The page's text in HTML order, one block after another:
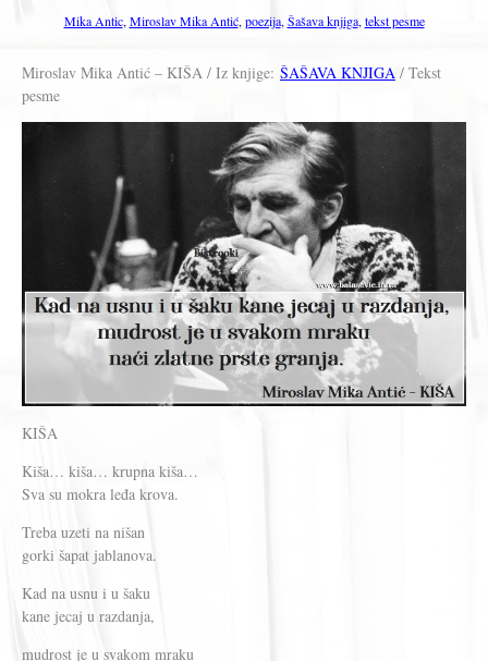
Mika Antic, Miroslav Mika Antić, poezija, Šašava knjiga, tekst pesme
Miroslav Mika Antić – KIŠA / Iz knjige: ŠAŠAVA KNJIGA / Tekst
pesme
KIŠA
Kiša… kiša… krupna kiša…
Sva su mokra leđa krova.
Treba uzeti na nišan
gorki šapat jablanova.
Kad na usnu i u šaku
kane jecaj u razdanja,
mudrost je u svakom mraku